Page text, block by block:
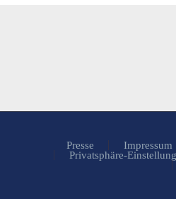
Presse Impressum
Privatsphäre-